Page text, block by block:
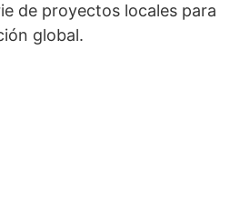
de proyectos locales para
global.